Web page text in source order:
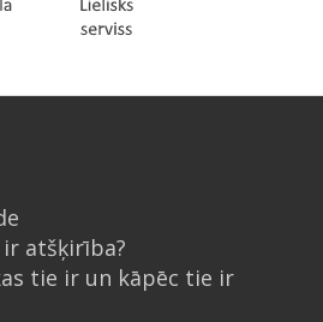
ir atšķirība?
tie ir un kāpēc tie ir